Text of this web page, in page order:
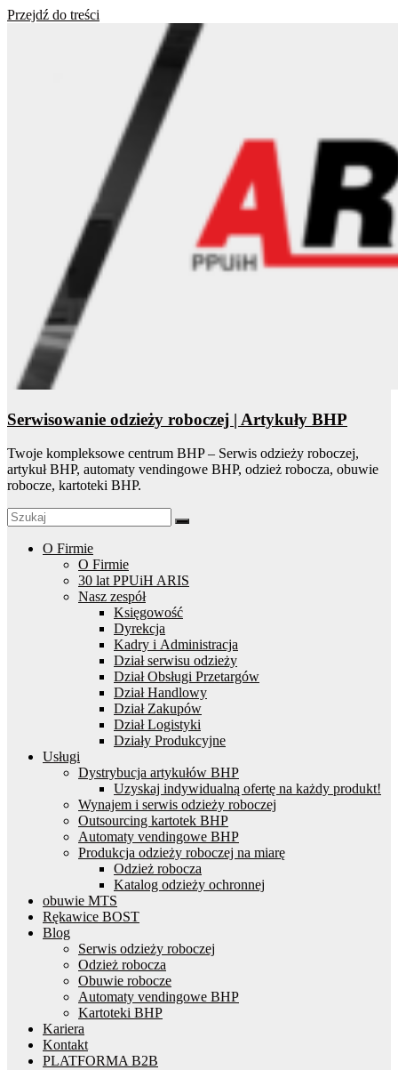
Przejdź do treści
Serwisowanie odzieży roboczej | Artykuły BHP
Twoje kompleksowe centrum BHP – Serwis odzieży roboczej,
artykuł BHP, automaty vendingowe BHP, odzież robocza, obuwie
robocze, kartoteki BHP.
O Firmie
O Firmie
30 lat PPUiH ARIS
Nasz zespół
Księgowość
Dyrekcja
Kadry i Administracja
Dział serwisu odzieży
Dział Obsługi Przetargów
Dział Handlowy
Dział Zakupów
Dział Logistyki
Działy Produkcyjne
Usługi
Dystrybucja artykułów BHP
Uzyskaj indywidualną ofertę na każdy produkt!
Wynajem i serwis odzieży roboczej
Outsourcing kartotek BHP
Automaty vendingowe BHP
Produkcja odzieży roboczej na miarę
Odzież robocza
Katalog odzieży ochronnej
obuwie MTS
Rękawice BOST
Blog
Serwis odzieży roboczej
Odzież robocza
Obuwie robocze
Automaty vendingowe BHP
Kartoteki BHP
Kariera
Kontakt
PLATFORMA B2B